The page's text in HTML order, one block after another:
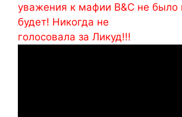
уважения к мафии В&С не было
будет! Никогда не
голосовала за Ликуд!!!